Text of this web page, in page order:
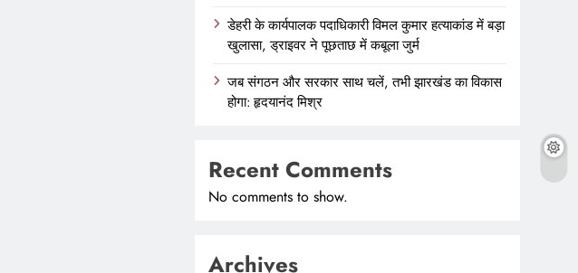
डेहरी के कार्यपालक पदाधिकारी विमल कुमार हत्याकांड में बड़ा
खुलासा, ड्राइवर ने पूछताछ में कबूला जुर्म
जब संगठन और सरकार साथ चलें, तभी झारखंड का विकास
होगा: हृदयानंद मिश्र
Recent Comments
No comments to show.
Archives